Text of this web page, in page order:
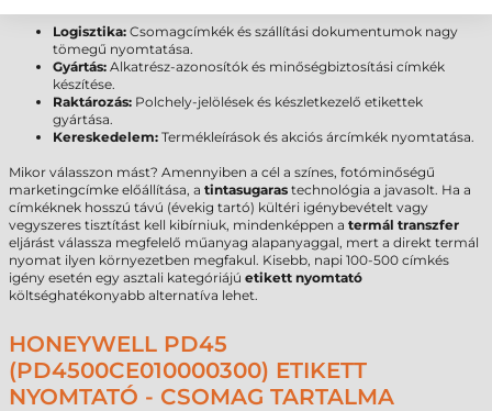
Logisztika: Csomagcímkék és szállítási dokumentumok nagy
tömegű nyomtatása.
Gyártás: Alkatrész-azonosítók és minőségbiztosítási címkék
készítése.
Raktározás: Polchely-jelölések és készletkezelő etikettek
gyártása.
Kereskedelem: Termékleírások és akciós árcímkék nyomtatása.
Mikor válasszon mást? Amennyiben a cél a színes, fotóminőségű
marketingcímke előállítása, a tintasugaras technológia a javasolt. Ha a
címkéknek hosszú távú (évekig tartó) kültéri igénybevételt vagy
vegyszeres tisztítást kell kibírniuk, mindenképpen a termál transzfer
eljárást válassza megfelelő műanyag alapanyaggal, mert a direkt termál
nyomat ilyen környezetben megfakul. Kisebb, napi 100-500 címkés
igény esetén egy asztali kategóriájú etikett nyomtató
költséghatékonyabb alternatíva lehet.
HONEYWELL PD45
(PD4500CE010000300) ETIKETT
NYOMTATÓ - CSOMAG TARTALMA